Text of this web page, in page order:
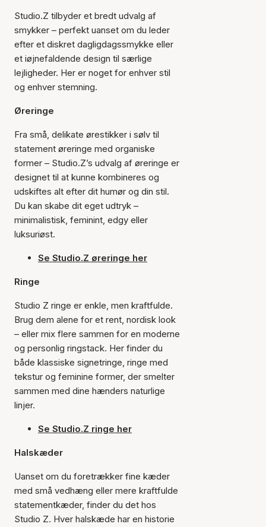
Studio.Z tilbyder et bredt udvalg af
smykker – perfekt uanset om du leder
efter et diskret dagligdagssmykke eller
et iøjnefaldende design til særlige
lejligheder. Her er noget for enhver stil
og enhver stemning.
Øreringe
Fra små, delikate ørestikker i sølv til
statement øreringe med organiske
former – Studio.Z’s udvalg af øreringe er
designet til at kunne kombineres og
udskiftes alt efter dit humør og din stil.
Du kan skabe dit eget udtryk –
minimalistisk, feminint, edgy eller
luksuriøst.
Se Studio.Z øreringe her
Ringe
Studio Z ringe er enkle, men kraftfulde.
Brug dem alene for et rent, nordisk look
– eller mix flere sammen for en moderne
og personlig ringstack. Her finder du
både klassiske signetringe, ringe med
tekstur og feminine former, der smelter
sammen med dine hænders naturlige
linjer.
Se Studio.Z ringe her
Halskæder
Uanset om du foretrækker fine kæder
med små vedhæng eller mere kraftfulde
statementkæder, finder du det hos
Studio Z. Hver halskæde har en historie